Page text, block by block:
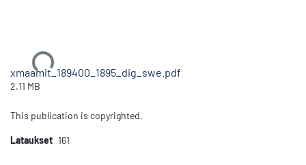
Ladataan...
xmaamit_189400_1895_dig_swe.pdf
2.11 MB
This publication is copyrighted.
Lataukset 161